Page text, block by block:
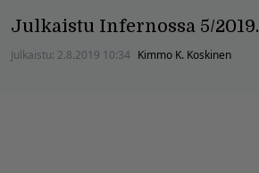
Julkaistu Infernossa 5/2019.
Julkaistu: 2.8.2019 10:34 Kimmo K. Koskinen